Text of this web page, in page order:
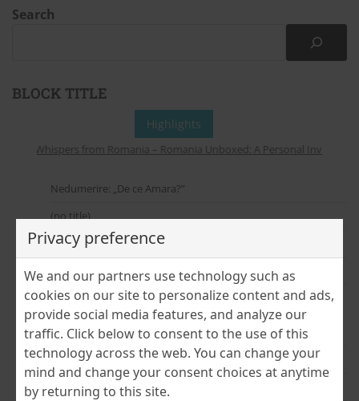
Search
BLOCK TITLE
Highlights
Whispers from Romania – Romania Unboxed: A Personal Invitation
Nedumerire: „De ce Amara?”
(no title)
În pași de tur cultural – de la București la Bobohalma
(no title)
Cloud Dancer – culoarea anului Pantone 2026
July 2026
May 2026
April 2026
Privacy preference
We and our partners use technology such as
cookies on our site to personalize content and ads,
provide social media features, and analyze our
traffic. Click below to consent to the use of this
technology across the web. You can change your
mind and change your consent choices at anytime
by returning to this site.